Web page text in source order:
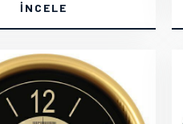
İNCELE